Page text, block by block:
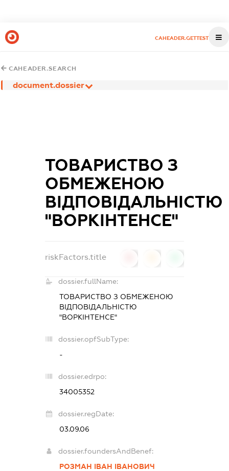
CAHEADER.GETTEST
CAHEADER.SEARCH
document.dossier
ТОВАРИСТВО З
ОБМЕЖЕНОЮ
ВІДПОВІДАЛЬНІСТЮ
"ВОРКІНТЕНСЕ"
riskFactors.title
dossier.fullName:
ТОВАРИСТВО З ОБМЕЖЕНОЮ
ВІДПОВІДАЛЬНІСТЮ
"ВОРКІНТЕНСЕ"
dossier.opfSubType:
-
dossier.edrpo:
34005352
dossier.regDate:
03.09.06
dossier.foundersAndBenef:
РОЗМАН ІВАН ІВАНОВИЧ